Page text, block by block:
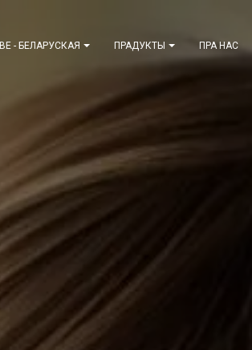
BE - БЕЛАРУСКАЯ ПРАДУКТЫ ПРА НАС